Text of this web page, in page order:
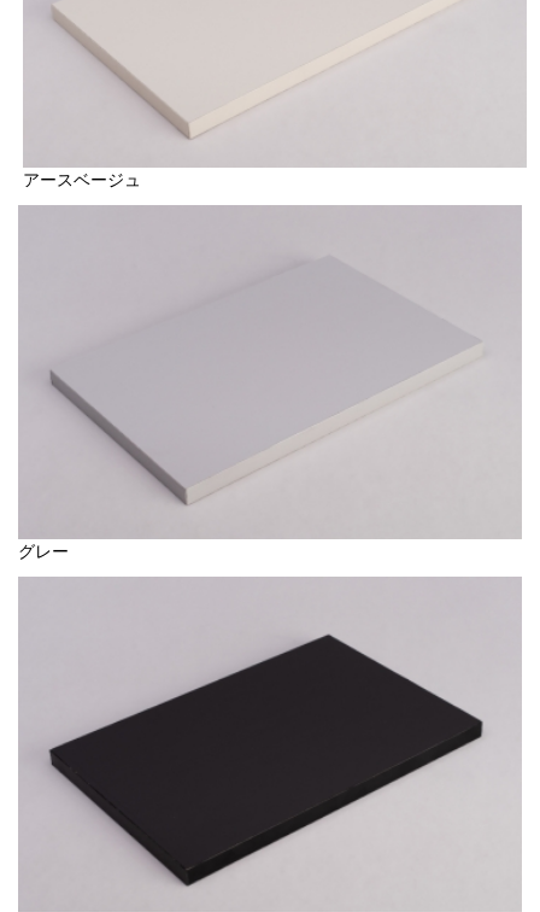
アースベージュ
グレー